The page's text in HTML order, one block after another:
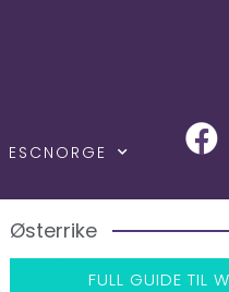
ESCNORGE
Østerrike
FULL GUIDE TIL